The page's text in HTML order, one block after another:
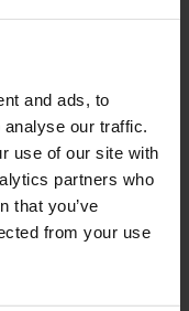
and ads, to
our traffic.
use of our site with
partners who
that you’ve
from your use
d'accès
de la mousse
végétaux et les